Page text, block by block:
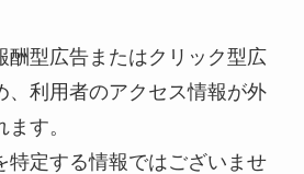
酬型広告またはクリック型広
、利用者のアクセス情報が外
す。
特定する情報ではございませ